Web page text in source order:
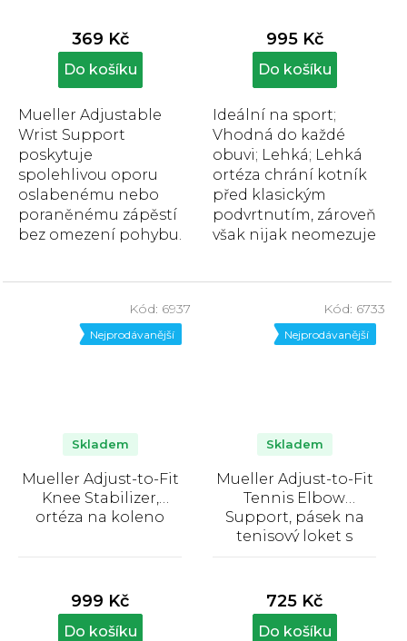
produktu
je
5,0
hvězdiček.
369 Kč
Do košíku
Mueller Adjustable
Wrist Support
poskytuje
spolehlivou oporu
oslabenému nebo
poraněnému zápěstí
bez omezení pohybu.
produktu
je
4,1
hvězdiček.
995 Kč
Do košíku
Ideální na sport;
Vhodná do každé
obuvi; Lehká; Lehká
ortéza chrání kotník
před klasickým
podvrtnutím, zároveň
však nijak neomezuje
Nejprodávanější
Mueller Adjust-to-Fit
Knee Stabilizer,
ortéza na koleno
produktu
je
4,0
Skladem
999 Kč
Do košíku
Kód: 6937
Nejprodávanější
Mueller Adjust-to-Fit
Tennis Elbow
Support, pásek na
tenisový loket s
produktu
je
4,2
Skladem
725 Kč
Do košíku
Kód: 6733